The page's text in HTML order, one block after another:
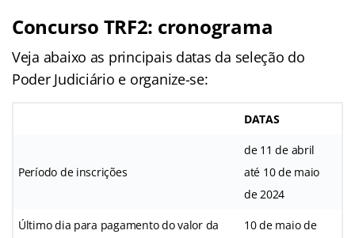
Concurso TRF2: cronograma
Veja abaixo as principais datas da seleção do
Poder Judiciário e organize-se:
DATAS
Período de inscrições
de 11 de abril
até 10 de maio
de 2024
Último dia para pagamento do valor da
10 de maio de